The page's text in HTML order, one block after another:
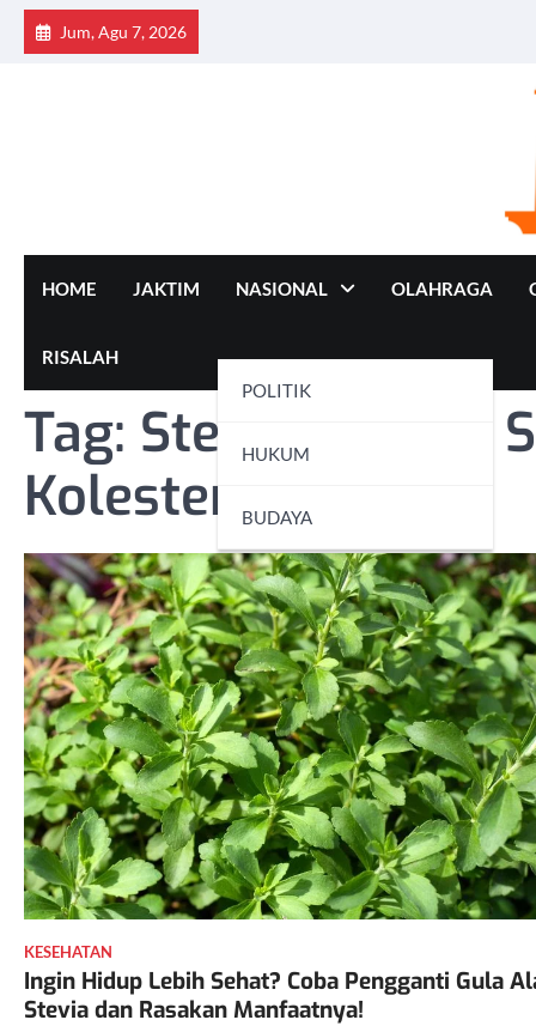
Skip
Jum, Agu 7, 2026
HOME JAKTIM NASIONAL
POLITIK
HUKUM
BUDAYA
OLAHRAGA
RISALAH
Tag: Stevia: Pilihan
Kolesterol Tinggi
KESEHATAN
Ingin Hidup Lebih Sehat? Coba Pengganti Gula
Stevia dan Rasakan Manfaatnya!